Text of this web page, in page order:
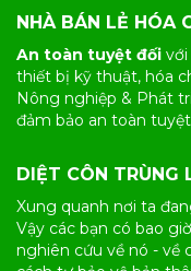
NHÀ BÁN LẺ HÓA
An toàn tuyệt đối với
thiết bị kỹ thuật, hóa
Nông nghiệp & Phát
đảm bảo an toàn
DIỆT CÔN TRÙNG
Xung quanh nơi ta
Vậy các bạn có bao
nghiên cứu về nó - về